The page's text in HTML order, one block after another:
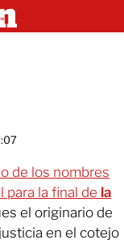
de los nombres
para la final de la
el originario de
en el cotejo